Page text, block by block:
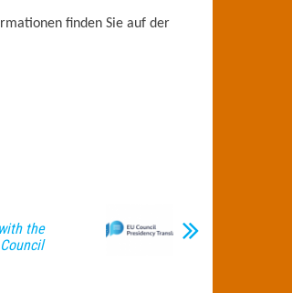
finden Sie auf der
the